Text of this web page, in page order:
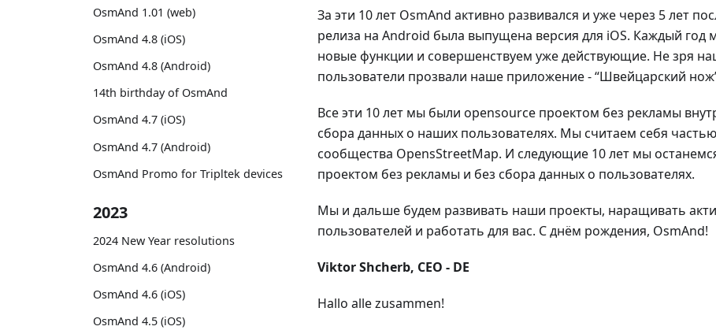
OsmAnd 1.01 (web)
OsmAnd 4.8 (iOS)
OsmAnd 4.8 (Android)
14th birthday of OsmAnd
OsmAnd 4.7 (iOS)
OsmAnd 4.7 (Android)
OsmAnd Promo for Tripltek devices
2023
2024 New Year resolutions
OsmAnd 4.6 (Android)
OsmAnd 4.6 (iOS)
OsmAnd 4.5 (iOS)
За эти 10 лет OsmAnd активно развивался и уже через 5 лет
релиза на Android была выпущена версия для iOS. Каждый год
новые функции и совершенствуем уже действующие. Не зря
пользователи прозвали наше приложение - “Швейцарский
Все эти 10 лет мы были opensource проектом без рекламы
сбора данных о наших пользователях. Мы считаем себя
сообщества OpensStreetMap. И следующие 10 лет мы
проектом без рекламы и без сбора данных о пользователях.
Мы и дальше будем развивать наши проекты, наращивать
пользователей и работать для вас. С днём рождения, OsmAnd!
Viktor Shcherb, CEO - DE
Hallo alle zusammen!